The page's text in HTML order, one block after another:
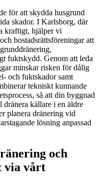
för att skydda husgrund
skador. I Karlsborg, där
kraftigt, hjälper vi
bostadsrättsföreningar att
fuktskydd. Genom att leda
minskar risken för dålig
och fuktskador samt
tekniskt kunnande
så att din byggnad
dränera källare i en äldre
planera dränering vid
lösning anpassad
och
via vårt